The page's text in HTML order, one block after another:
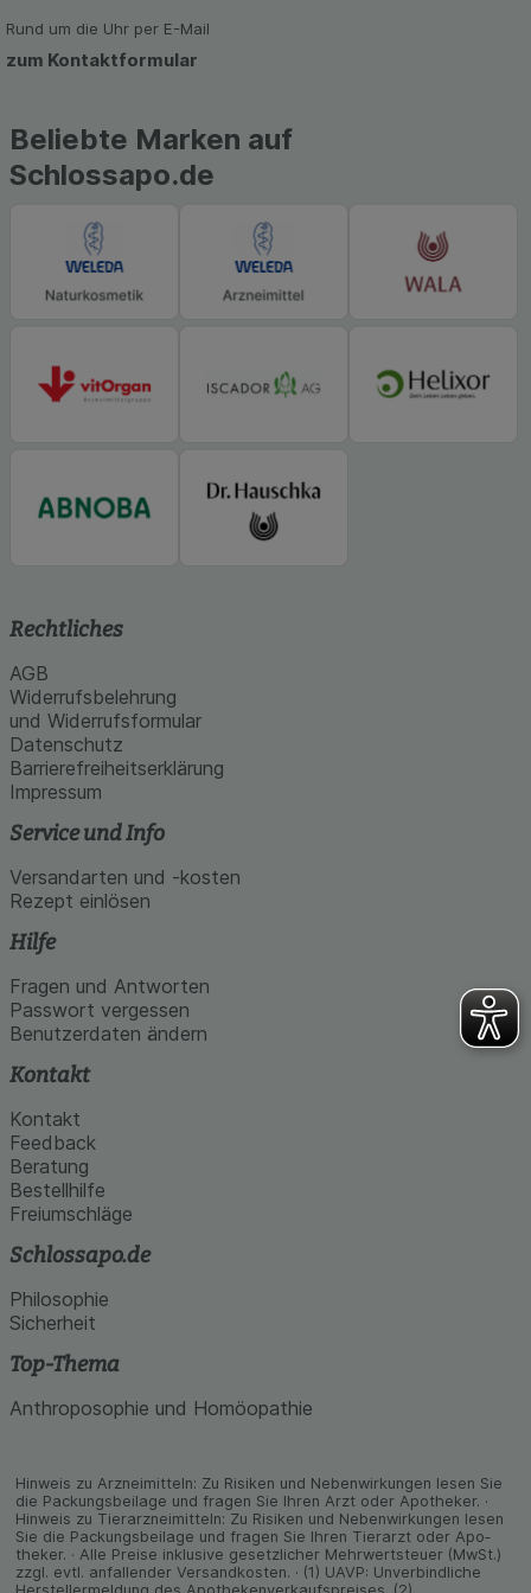
hierfür teilweise an Dritte wie z.B. Google oder
soziale Medien übertragen werden.
Rund um die Uhr per E-Mail
zum Kontaktformular
Beliebte Marken auf
Schlossapo.de
Rechtliches
AGB
Widerrufsbelehrung
und Widerrufsformular
Datenschutz
Barrierefreiheitserklärung
Impressum
Service und Info
Versandarten und -kosten
Rezept einlösen
Hilfe
Fragen und Antworten
Passwort vergessen
Benutzerdaten ändern
Kontakt
Kontakt
Feedback
Beratung
Bestellhilfe
Freiumschläge
Schlossapo.de
Philosophie
Sicherheit
Top-Thema
Anthroposophie und Homöopathie
Hinweis zu Arzneimitteln: Zu Risiken und Neben­wirkungen lesen Sie
die Packungs­beilage und fragen Sie Ihren Arzt oder Apo­theker. ·
Hinweis zu Tier­arz­nei­mitteln: Zu Risiken und Neben­wirkungen lesen
Sie die Packungs­beilage und fragen Sie Ihren Tier­arzt oder Apo­
theker. · Alle Preise inklusive gesetz­licher Mehrwertsteuer (MwSt.)
zzgl. evtl. anfallender Versand­kosten. · (1) UAVP: Unverbindliche